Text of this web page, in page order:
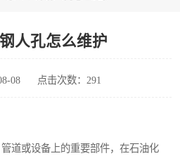
人孔怎么维护
08 点击次数：291
道或设备上的重要部件，在石油化